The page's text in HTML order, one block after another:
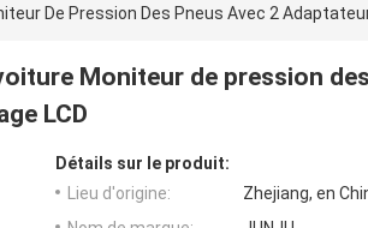
De Pression Des Pneus Avec 2
Moniteur de pression
LCD
Détails sur le produit:
Lieu d'origine:
Zhejiang, en